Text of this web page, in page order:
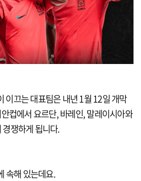
이끄는 대표팀은 내년 1월 12일 개막
컵에서 요르단, 바레인, 말레이시아와
쟁하게 됩니다.
속해 있는데요.